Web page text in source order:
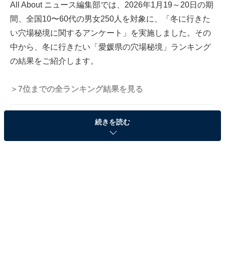
All About ニュース編集部では、2026年1月19～20日の期
間、全国10〜60代の男女250人を対象に、「冬に行きた
い穴場秘境に関するアンケート」を実施しました。その
中から、冬に行きたい「愛媛県の穴場秘境」ランキング
の結果をご紹介します。
＞7位までの全ランキング結果を見る
この記事の執筆者： 坂上 恵
続きを読む